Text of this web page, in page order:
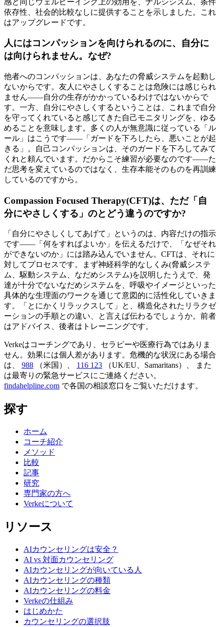
依存性、社会的比較なしに提供することを示しました。これ
はアップグレードです。
人にはコンパッションを向けられるのに、自分に
は向けられません。なぜ?
他者へのコンパッションは、あなたの脅威システムを起動し
ないからです。友人にやさしくすることは危険には感じられ
ません——自分の生存がかかっているわけではないからで
す。一方、自分にやさしくするということは、これまで自分
を守ってくれていると感じてきた自己モニタリングを、ゆる
めることを意味します。多くの人が無意識に従っている「ル
ール」はこうです——「ガードを下ろしたら、悪いことが起
きる」。自己コンパッションは、そのガードを下ろしてみて
くれと頼んでいます。だからこそ練習が必要なのです——た
だ思考を変えているのではなく、生存本能そのものを再訓練
しているのですから。
Compassion Focused Therapy(CFT)は、ただ「自
分にやさしくする」のとどう違うのですか?
「自分にやさしくしてあげて」というのは、内容だけの指示
です――「何をすればよいか」を伝えるだけで、「なぜそれ
ができないのか」には踏み込んでいません。CFTは、それに
対してプロセスです。まず神経科学的なしくみ(脅威システ
ム、駆動システム、なだめシステム)を説明したうえで、発
達が十分でないなだめシステムを、呼吸やイメージといった
具体的な生理面のワークを通じて意図的に活性化していきま
す。「とにかくリラックスして」と、構造化されたリラクゼ
ーションの手順との違い、と言えば伝わるでしょうか。前者
はアドバイス、後者はトレーニングです。
Verkeはコーチングであり、セラピーや医療行為ではありま
せん。効果には個人差があります。危機的な状況にある場合
は、
988 （米国）、 116 123 （UK/EU、Samaritans）、
また
は最寄りの緊急サービスにご連絡ください。
findahelpline.com で各国の相談窓口をご覧いただけます。
探す
ホーム
コーチ紹介
メソッド
比較
記事
研究
専門家の方へ
Verkeについて
リソース
AIカウンセリングは安全？
AI vs 対面カウンセリング
AIカウンセリングが向いている人
AIカウンセリングの種類
AIカウンセリングの料金
Verkeの仕組み
はじめかた
カウンセリングの選択肢